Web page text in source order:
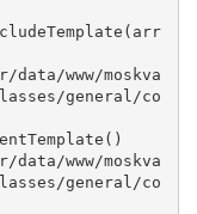
general/co
general/co